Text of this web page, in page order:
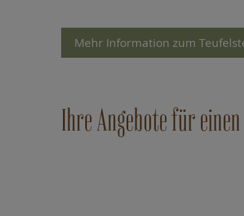
Mehr Information zum
Ihre Angebote für